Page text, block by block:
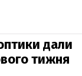
дали
тижня